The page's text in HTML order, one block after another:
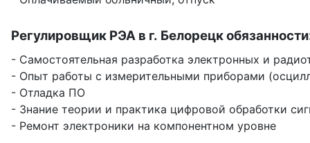
Регулировщик РЭА в г. Белорецк
- Самостоятельная разработка электронных и
- Опыт работы с измерительными приборами
- Отладка ПО
- Знание теории и практика цифровой обработки
- Ремонт электроники на компонентном уровне